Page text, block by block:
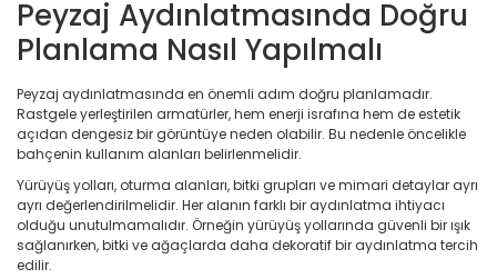
Peyzaj Aydınlatmasında Doğru
Planlama Nasıl Yapılmalı
Peyzaj aydınlatmasında en önemli adım doğru planlamadır.
Rastgele yerleştirilen armatürler, hem enerji israfına hem de estetik
açıdan dengesiz bir görüntüye neden olabilir. Bu nedenle öncelikle
bahçenin kullanım alanları belirlenmelidir.
Yürüyüş yolları, oturma alanları, bitki grupları ve mimari detaylar ayrı
ayrı değerlendirilmelidir. Her alanın farklı bir aydınlatma ihtiyacı
olduğu unutulmamalıdır. Örneğin yürüyüş yollarında güvenli bir ışık
sağlanırken, bitki ve ağaçlarda daha dekoratif bir aydınlatma tercih
edilir.